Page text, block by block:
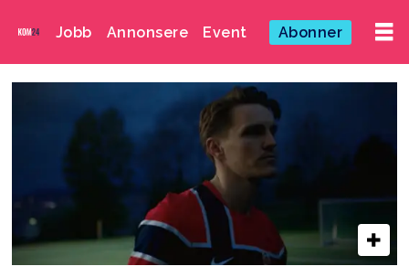
Jobb Annonsere Event Abonner
Emne:
cathrine
moksnes